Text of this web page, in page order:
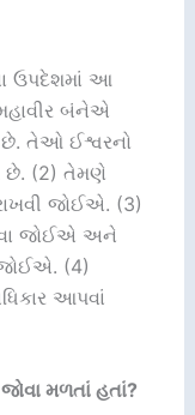
ઉપદેશમાં આ
બંનેએ
છે. તેઓ ઈશ્વરનો
છે. (2) તેમણે
જોઈએ. (3)
જોઈએ અને
(4)
આપવાં
મળતાં હતાં?